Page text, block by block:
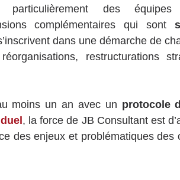
des équipes
complémentaires qui sont
dans une démarche de
restructurations
moins un an avec un protocole
, la force de JB Consultant est
des enjeux et problématiques des